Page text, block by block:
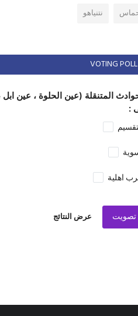
نتنياهو
VOTING POLL
المتنقلة (عين الحلوة ، عين ابل
:
اهلية
تصويت عرض النتائج